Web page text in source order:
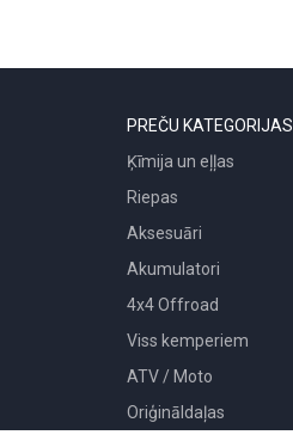
PREČU KATEGORIJAS
Ķīmija un eļļas
Riepas
Aksesuāri
Akumulatori
4x4 Offroad
Viss kemperiem
ATV / Moto
Oriģināldaļas